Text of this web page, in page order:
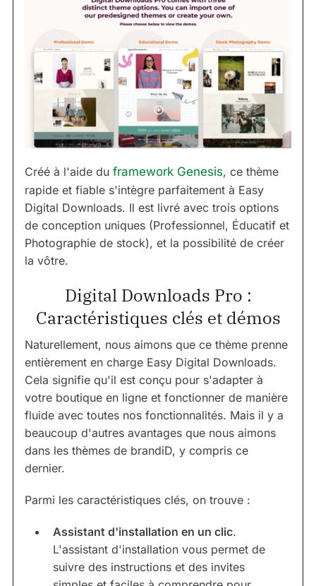
Créé à l'aide du framework Genesis, ce thème
rapide et fiable s'intègre parfaitement à Easy
Digital Downloads. Il est livré avec trois options
de conception uniques (Professionnel, Éducatif et
Photographie de stock), et la possibilité de créer
la vôtre.
Digital Downloads Pro :
Caractéristiques clés et démos
Naturellement, nous aimons que ce thème prenne
entièrement en charge Easy Digital Downloads.
Cela signifie qu'il est conçu pour s'adapter à
votre boutique en ligne et fonctionner de manière
fluide avec toutes nos fonctionnalités. Mais il y a
beaucoup d'autres avantages que nous aimons
dans les thèmes de brandiD, y compris ce
dernier.
Parmi les caractéristiques clés, on trouve :
Assistant d'installation en un clic.
L'assistant d'installation vous permet de
suivre des instructions et des invites